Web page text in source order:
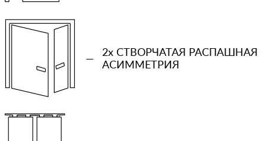
—
2x СТВОРЧАТАЯ РАСПАШНАЯ
АСИММЕТРИЯ
Ваша примерная смета на двери
Сообщение